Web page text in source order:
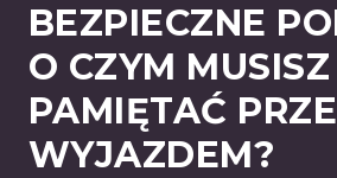
BEZPIECZNE
O CZYM MUSISZ
PAMIĘTAĆ
WYJAZDEM?